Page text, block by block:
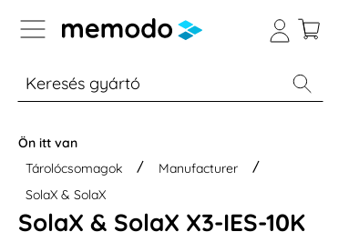
to B2B platform navigation
% Akció Otthoni energiatárolók
Ön itt van
Tárolócsomagok
Manufacturer
SolaX & SolaX
SolaX & SolaX X3-IES-10K